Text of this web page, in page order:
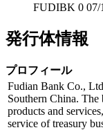
FUDIBK 0 07/
発行体情報
プロフィール
Fudian Bank Co.,
Southern China. The
products and
service of treasury